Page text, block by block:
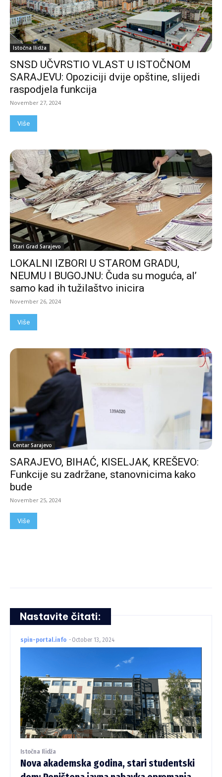
Istočna Ilidža
SNSD UČVRSTIO VLAST U ISTOČNOM
SARAJEVU: Opoziciji dvije opštine, slijedi
raspodjela funkcija
November 27, 2024
Više
Stari Grad Sarajevo
LOKALNI IZBORI U STAROM GRADU,
NEUMU I BUGOJNU: Čuda su moguća, al’
samo kad ih tužilaštvo inicira
November 26, 2024
Više
Centar Sarajevo
SARAJEVO, BIHAĆ, KISELJAK, KREŠEVO:
Funkcije su zadržane, stanovnicima kako
bude
November 25, 2024
Više
Nastavite čitati:
spin-portal.info - October 13, 2024
Istočna Ilidža
Nova akademska godina, stari studentski